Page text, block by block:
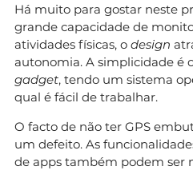
Há muito para gostar neste
grande capacidade de
atividades físicas, o design
autonomia. A simplicidade é
gadget, tendo um sistema
qual é fácil de trabalhar.
O facto de não ter GPS
um defeito. As
de apps também podem ser